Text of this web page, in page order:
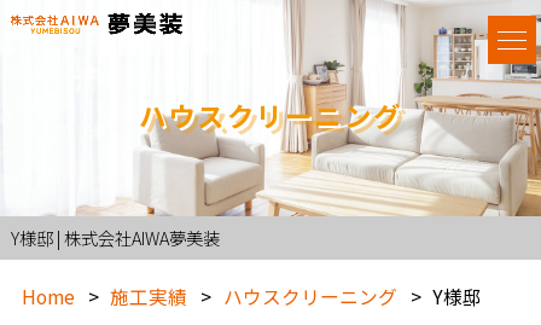
ハウスクリーニング
Y様邸 | 株式会社AIWA夢美装
Home 施工実績 ハウスクリーニング Y様邸